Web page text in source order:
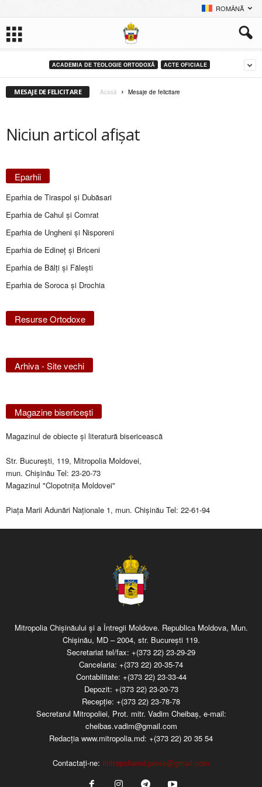
ROMÂNĂ
ACADEMIA DE TEOLOGIE ORTODOXĂ ACTE OFICIALE
MESAJE DE FELICITARE Acasă Mesaje de felicitare
Niciun articol afișat
Eparhii
Eparhia de Tiraspol și Dubăsari
Eparhia de Cahul și Comrat
Eparhia de Ungheni și Nisporeni
Eparhia de Edineţ şi Briceni
Eparhia de Bălţi şi Făleşti
Eparhia de Soroca și Drochia
Resurse Ortodoxe
Arhiva - Site vechi
Magazine bisericeşti
Magazinul de obiecte şi literatură bisericească
Str. Bucureşti, 119, Mitropolia Moldovei,
mun. Chişinău Tel: 23-20-73
Magazinul "Clopotniţa Moldovei"
Piaţa Marii Adunări Naţionale 1, mun. Chişinău Tel: 22-61-94
Mitropolia Chişinăului şi a Întregii Moldove. Republica Moldova, Mun.
Chişinău, MD – 2004, str. Bucureşti 119.
Secretariat tel/fax: +(373 22) 23-29-29
Cancelaria: +(373 22) 20-35-74
Contabilitate: +(373 22) 23-33-44
Depozit: +(373 22) 23-20-73
Recepţie: +(373 22) 23-78-78
Secretarul Mitropoliei, Prot. mitr. Vadim Cheibaş, e-mail:
cheibas.vadim@gmail.com
Redacția www.mitropolia.md: +(373 22) 20 35 54
Contactați-ne: mitropoliamd.press@gmail.com